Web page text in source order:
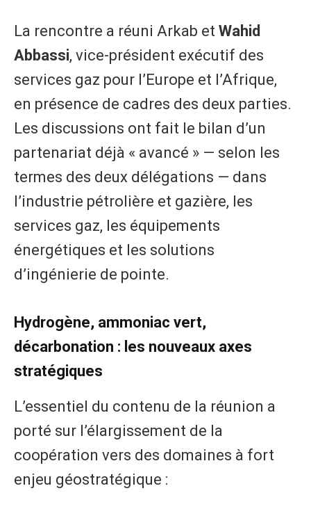
La rencontre a réuni Arkab et Wahid
Abbassi, vice-président exécutif des
services gaz pour l’Europe et l’Afrique,
en présence de cadres des deux parties.
Les discussions ont fait le bilan d’un
partenariat déjà « avancé » — selon les
termes des deux délégations — dans
l’industrie pétrolière et gazière, les
services gaz, les équipements
énergétiques et les solutions
d’ingénierie de pointe.
Hydrogène, ammoniac vert,
décarbonation : les nouveaux axes
stratégiques
L’essentiel du contenu de la réunion a
porté sur l’élargissement de la
coopération vers des domaines à fort
enjeu géostratégique :